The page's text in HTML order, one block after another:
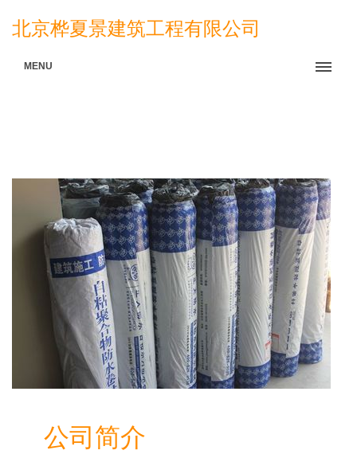
北京桦夏景建筑工程有限公司
MENU
公司简介